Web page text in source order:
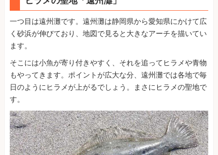
一つ目は遠州灘です。遠州灘は静岡県から愛知県にかけて広
く砂浜が伸びており、地図で見ると大きなアーチを描いてい
ます。
そこには小魚が寄り付きやすく、それを追ってヒラメや青物
もやってきます。ポイントが広大な分、遠州灘では各地で毎
日のようにヒラメが上がるでしょう。まさにヒラメの聖地で
す。